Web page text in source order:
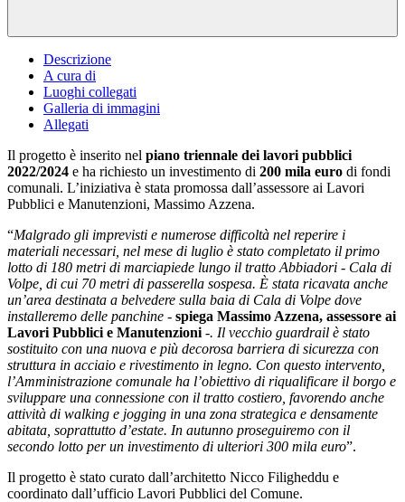
Descrizione
A cura di
Luoghi collegati
Galleria di immagini
Allegati
Il progetto è inserito nel piano triennale dei lavori pubblici
2022/2024 e ha richiesto un investimento di 200 mila euro di fondi
comunali. L’iniziativa è stata promossa dall’assessore ai Lavori
Pubblici e Manutenzioni, Massimo Azzena.
“Malgrado gli imprevisti e numerose difficoltà nel reperire i
materiali necessari, nel mese di luglio è stato completato il primo
lotto di 180 metri di marciapiede lungo il tratto Abbiadori - Cala di
Volpe, di cui 70 metri di passerella sospesa. È stata ricavata anche
un’area destinata a belvedere sulla baia di Cala di Volpe dove
installeremo delle panchine - spiega Massimo Azzena, assessore ai
Lavori Pubblici e Manutenzioni -. Il vecchio guardrail è stato
sostituito con una nuova e più decorosa barriera di sicurezza con
struttura in acciaio e rivestimento in legno. Con questo intervento,
l’Amministrazione comunale ha l’obiettivo di riqualificare il borgo e
sviluppare una connessione con il tratto costiero, favorendo anche
attività di walking e jogging in una zona strategica e densamente
abitata, soprattutto d’estate. In autunno proseguiremo con il
secondo lotto per un investimento di ulteriori 300 mila euro”.
Il progetto è stato curato dall’architetto Nicco Filigheddu e
coordinato dall’ufficio Lavori Pubblici del Comune.